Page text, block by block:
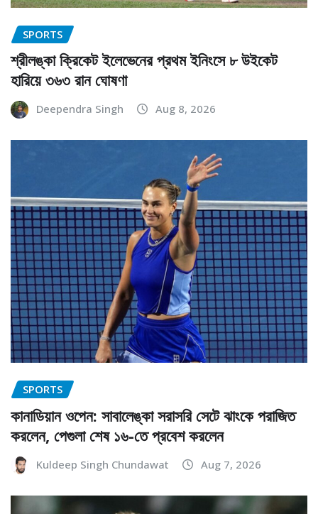
SPORTS
শ্রীলঙ্কা ক্রিকেট ইলেভেনের প্রথম ইনিংসে ৮ উইকেট
হারিয়ে ৩৬৩ রান ঘোষণা
Deependra Singh Aug 8, 2026
SPORTS
কানাডিয়ান ওপেন: সাবালেঙ্কা সরাসরি সেটে ঝাংকে পরাজিত
করলেন, পেগুলা শেষ ১৬-তে প্রবেশ করলেন
Kuldeep Singh Chundawat Aug 7, 2026